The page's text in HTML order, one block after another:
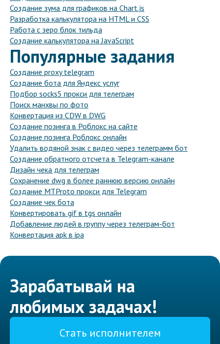
Создание зума для графиков на Chart.js
Разработка калькулятора на HTML и CSS
Работа с зеро блок тильда
Создание калькулятора на JavaScript
Популярные задания
Создание proxy telegram
Создание бота для Яндекс услуг
Подбор socks5 прокси для телеграм
Поиск манхвы по фото
Конвертация из CDW в DWG
Создание позинга в Роблокс на сайте
Создание позинга Роблокс онлайн
Удалить водяной знак с видео через телеграмм бот
Создание обратного отсчета в Telegram-канале
Дизайн чека для телеграм
Сохранение dwg в более раннюю версию онлайн
Создание MTProto прокси для Telegram
Создание чек бота
Конвертировать gif в tgs онлайн
Добавление людей в группу через телеграм-бот
Конвертация apk в ipa
Зарабатывай на
любимых задачах!
Стать исполнителем